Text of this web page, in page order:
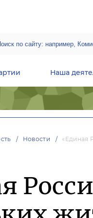
Наша
Новости «Единая